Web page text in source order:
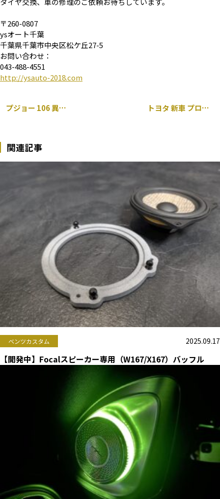
〒260-0807
ysオート千葉
千葉県千葉市中央区松ケ丘27-5
お問い合わせ：
043-488-4551
http://ysauto-2018.com
プジョー 106 異音 修理 アッパーマウント 交換 トヨタ 新車 プロボックス ナビ取り付け
関連記事
ベンツカスタム 2025.09.17
【開発中】Focalスピーカー専用（W167/X167）バッフル